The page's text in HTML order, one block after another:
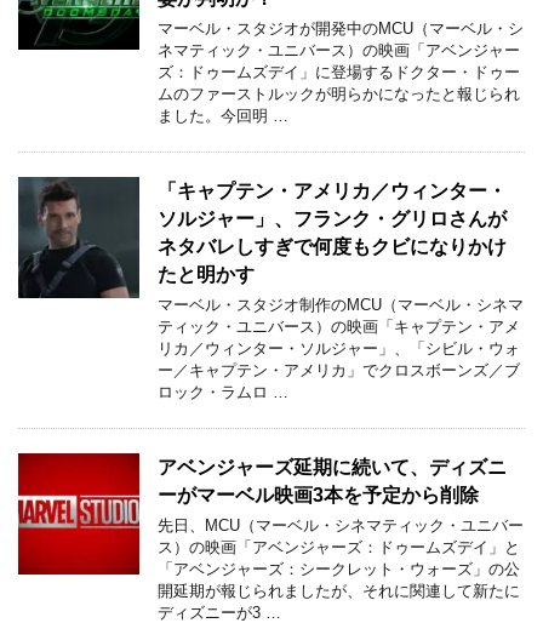
マーベル・スタジオが開発中のMCU（マーベル・シ
ネマティック・ユニバース）の映画「アベンジャー
ズ：ドゥームズデイ」に登場するドクター・ドゥー
ムのファーストルックが明らかになったと報じられ
ました。今回明 …
「キャプテン・アメリカ／ウィンター・
ソルジャー」、フランク・グリロさんが
ネタバレしすぎで何度もクビになりかけ
たと明かす
マーベル・スタジオ制作のMCU（マーベル・シネマ
ティック・ユニバース）の映画「キャプテン・アメ
リカ／ウィンター・ソルジャー」、「シビル・ウォ
ー／キャプテン・アメリカ」でクロスボーンズ／ブ
ロック・ラムロ …
アベンジャーズ延期に続いて、ディズニ
ーがマーベル映画3本を予定から削除
先日、MCU（マーベル・シネマティック・ユニバー
ス）の映画「アベンジャーズ：ドゥームズデイ」と
「アベンジャーズ：シークレット・ウォーズ」の公
開延期が報じられましたが、それに関連して新たに
ディズニーが3 …